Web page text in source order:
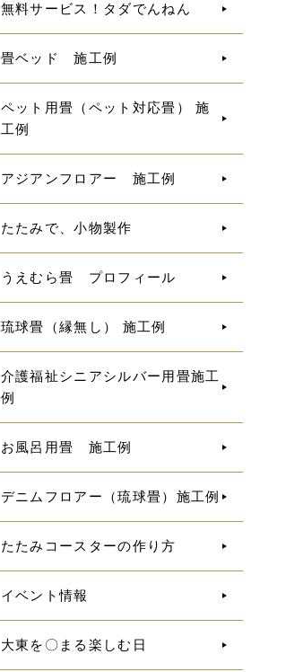
無料サービス！タダでんねん
畳ベッド 施工例
ペット用畳（ペット対応畳） 施
工例
アジアンフロアー 施工例
たたみで、小物製作
うえむら畳 プロフィール
琉球畳（縁無し） 施工例
介護福祉シニアシルバー用畳施工
例
お風呂用畳 施工例
デニムフロアー（琉球畳）施工例
たたみコースターの作り方
イベント情報
大東を〇まる楽しむ日